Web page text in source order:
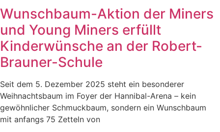
Wunschbaum-Aktion der Miners
und Young Miners erfüllt
Kinderwünsche an der Robert-
Brauner-Schule
Seit dem 5. Dezember 2025 steht ein besonderer
Weihnachtsbaum im Foyer der Hannibal-Arena – kein
gewöhnlicher Schmuckbaum, sondern ein Wunschbaum
mit anfangs 75 Zetteln von